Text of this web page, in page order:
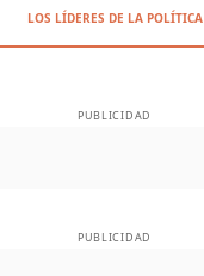
LOS LÍDERES DE LA POLÍTICA
PUBLICIDAD
PUBLICIDAD